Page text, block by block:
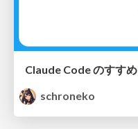
Claude Code のすすめ
schroneko